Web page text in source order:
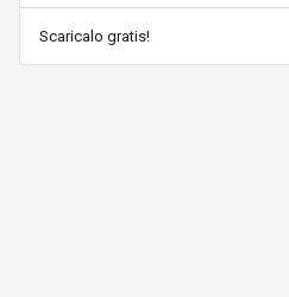
Scaricalo gratis!